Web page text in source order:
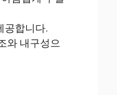
공합니다.
와 내구성으